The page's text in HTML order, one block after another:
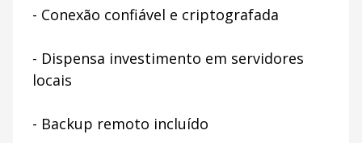
- Conexão confiável e criptografada
- Dispensa investimento em servidores
locais
- Backup remoto incluído